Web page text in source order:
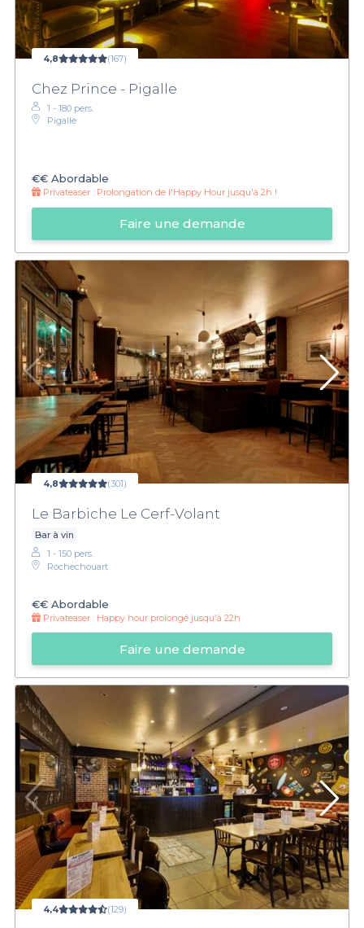
4,8 (167)
Chez Prince - Pigalle
1 - 180 pers.
Pigalle
€€ Abordable
Privateaser : Prolongation de l'Happy Hour jusqu'à 2h !
Faire une demande
4,8 (301)
Le Barbiche Le Cerf-Volant
Bar à vin
1 - 150 pers.
Rochechouart
€€ Abordable
Privateaser : Happy hour prolongé jusqu'à 22h
Faire une demande
4,4 (129)